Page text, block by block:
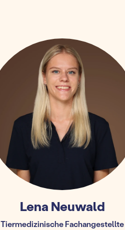
Lena Neuwald
Tiermedizinische Fachangestellte